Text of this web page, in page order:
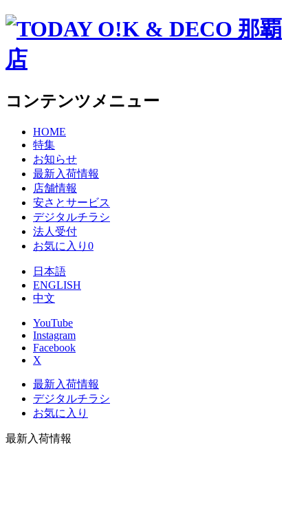
コンテンツメニュー
HOME
特集
お知らせ
最新入荷情報
店舗情報
安さとサービス
デジタルチラシ
法人受付
お気に入り 0
日本語
ENGLISH
中文
YouTube
Instagram
Facebook
X
最新入荷情報
デジタルチラシ
お気に入り
最新入荷情報